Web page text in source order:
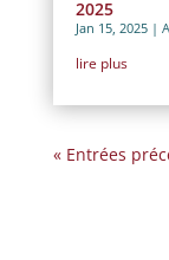
2025
Jan 15, 2025|
lire plus
« Entrées